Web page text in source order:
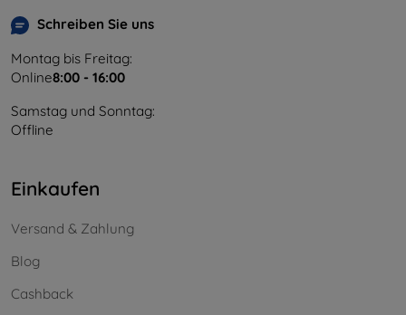
Schreiben Sie uns
Montag bis Freitag:
Online8:00 - 16:00
Samstag und Sonntag:
Offline
Einkaufen
Versand & Zahlung
Blog
Cashback